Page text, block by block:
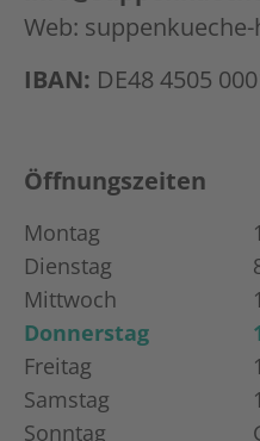
Web:
IBAN: DE48 4505
Öffnungszeiten
Montag
Dienstag
Mittwoch
Donnerstag
Freitag
Samstag
Sonntag